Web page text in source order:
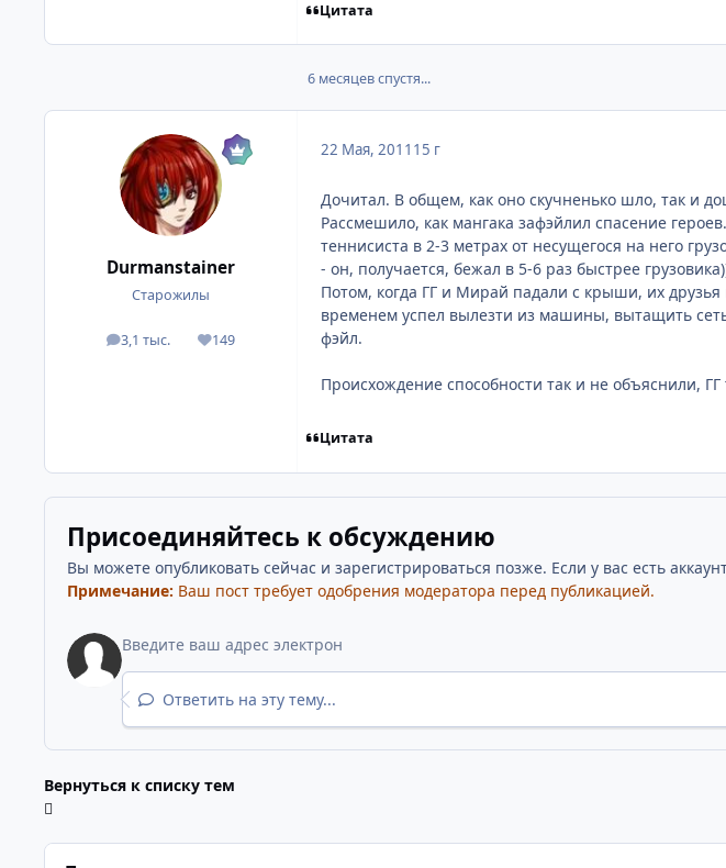
Цитата
6 месяцев спустя...
Durmanstainer
Старожилы
3,1 тыс.
посты 149
Репутация
22 Мая, 2011 15 г
Дочитал. В общем, как оно скучненько шло, так и
Рассмешило, как мангака зафэйлил спасение
теннисиста в 2-3 метрах от несущегося на него
- он, получается, бежал в 5-6 раз быстрее
Потом, когда ГГ и Мирай падали с крыши, их
временем успел вылезти из машины, вытащить
фэйл.
Происхождение способности так и не объяснили,
Цитата
Присоединяйтесь к обсуждению
Вы можете опубликовать сейчас и зарегистрироваться позже. Если у вас есть
Примечание: Ваш пост требует одобрения модератора перед публикацией.
Ответить на эту тему...
Вернуться к списку тем